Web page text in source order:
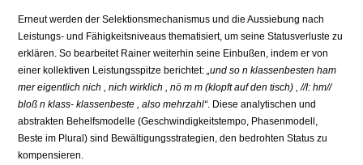
Erneut werden der Selektionsmechanismus und die Aussiebung nach
Leistungs- und Fähigkeitsniveaus thematisiert, um seine Statusverluste zu
erklären. So bearbeitet Rainer weiterhin seine Einbußen, indem er von
einer kollektiven Leistungsspitze berichtet:„und so n klassenbesten ham
mer eigentlich nich , nich wirklich , nö m m (klopft auf den tisch) , //I: hm//
bloß n klass- klassenbeste , also mehrzahl“. Diese analytischen und
abstrakten Behelfsmodelle (Geschwindigkeitstempo, Phasenmodell,
Beste im Plural) sind Bewältigungsstrategien, den bedrohten Status zu
kompensieren.